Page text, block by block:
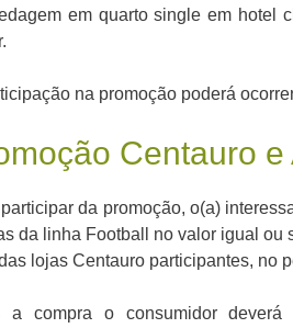
em quarto single em hotel
na promoção poderá
Centauro e
da promoção, o(a)
da linha Football no valor igual ou
lojas Centauro participantes, no
a compra o consumidor deverá